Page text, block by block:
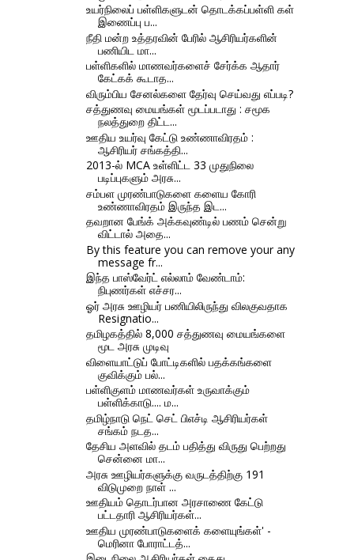
உயர்நிலைப் பள்ளிகளுடன் தொடக்கப்பள்ளி கள்
இணைப்பு ப...
நீதி மன்ற உத்தரவின் பேரில் ஆசிரியர்களின்
பணியிட மா...
பள்ளிகளில் மாணவர்களைச் சேர்க்க ஆதார்
கேட்கக் கூடாத...
விரும்பிய சேனல்களை தேர்வு செய்வது எப்படி?
சத்துணவு மையங்கள் மூடப்படாது : சமூக
நலத்துறை திட்ட...
ஊதிய உயர்வு கேட்டு உண்ணாவிரதம் :
ஆசிரியர் சங்கத்தி...
2013-ல் MCA உள்ளிட்ட 33 முதுநிலை
படிப்புகளும் அரசு...
சம்பள முரண்பாடுகளை களைய கோரி
உண்ணாவிரதம் இருந்த இட...
தவறான பேங்க் அக்கவுண்டில் பணம் சென்று
விட்டால் அதை...
By this feature you can remove your any
message fr...
இந்த பாஸ்வேர்ட் எல்லாம் வேண்டாம்:
நிபுணர்கள் எச்சர...
ஓர் அரசு ஊழியர் பணியிலிருந்து விலகுவதாக
Resignatio...
தமிழகத்தில் 8,000 சத்துணவு மையங்களை
மூட அரசு முடிவு
விளையாட்டுப் போட்டிகளில் பதக்கங்களை
குவிக்கும் பல்...
பள்ளிகுளம் மாணவர்கள் உருவாக்கும்
பள்ளிக்காடு.... ம...
தமிழ்நாடு நெட் செட் பிஎச்டி ஆசிரியர்கள்
சங்கம் நடத...
தேசிய அளவில் தடம் பதித்து விருது பெற்றது
சென்னை மா...
அரசு ஊழியர்களுக்கு வருடத்திற்கு 191
விடுமுறை நாள் ...
ஊதியம் தொடர்பான அரசாணை கேட்டு
பட்டதாரி ஆசிரியர்கள்...
ஊதிய முரண்பாடுகளைக் களையுங்கள்' -
மெரினா போராட்டத்...